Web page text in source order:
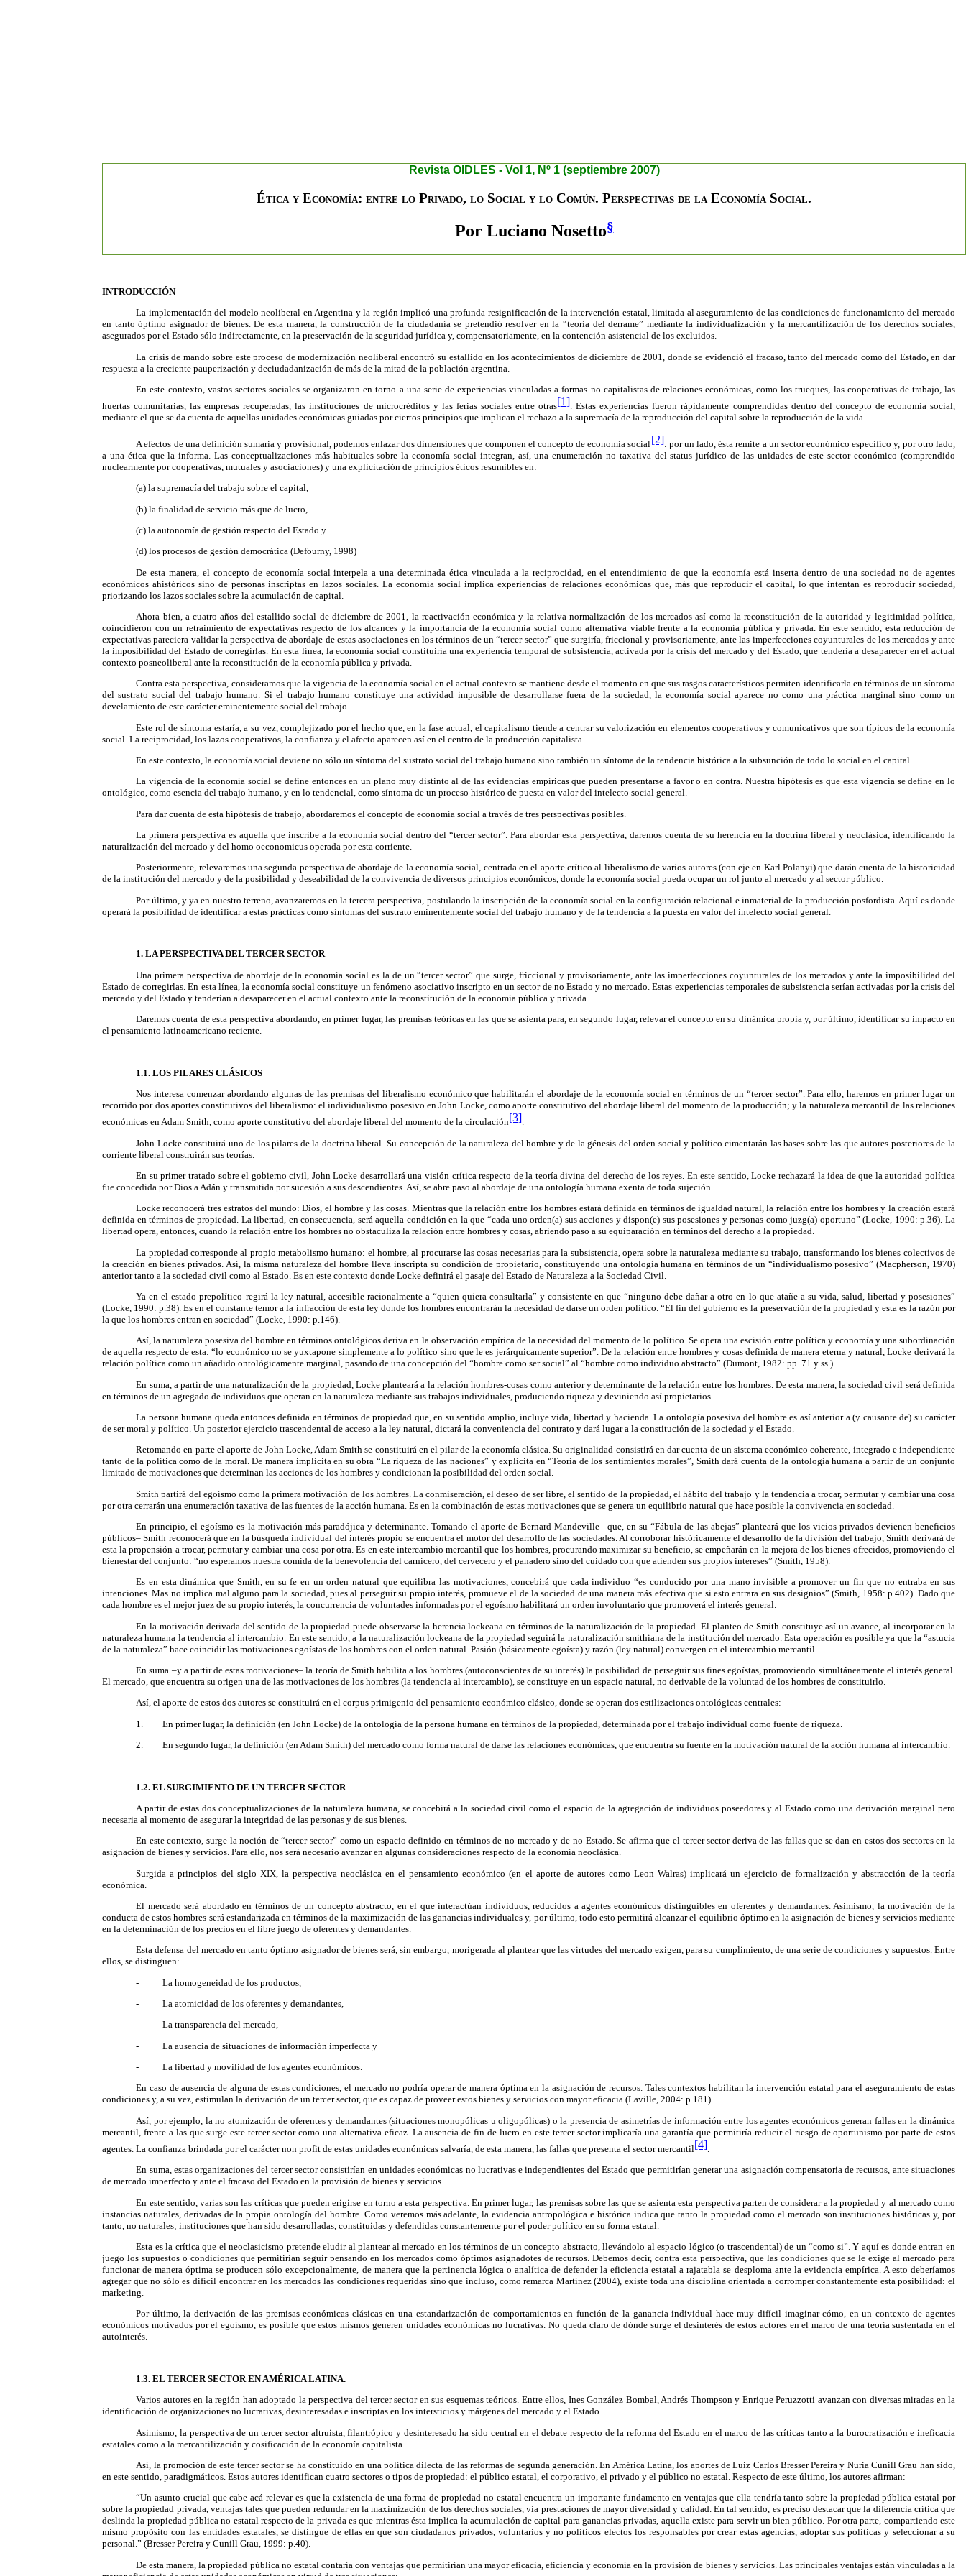
Revista OIDLES - Vol 1, Nº 1 (septiembre 2007)
Ética y Economía: entre lo Privado, lo Social y lo Común. Perspectivas de la Economía Social.
Por Luciano Nosetto§
INTRODUCCIÓN
La implementación del modelo neoliberal en Argentina y la región implicó una profunda resignificación de la intervención estatal, limitada al aseguramiento de las condiciones de funcionamiento del mercado
en tanto óptimo asignador de bienes. De esta manera, la construcción de la ciudadanía se pretendió resolver en la “teoría del derrame” mediante la individualización y la mercantilización de los derechos sociales,
asegurados por el Estado sólo indirectamente, en la preservación de la seguridad jurídica y, compensatoriamente, en la contención asistencial de los excluidos.
La crisis de mando sobre este proceso de modernización neoliberal encontró su estallido en los acontecimientos de diciembre de 2001, donde se evidenció el fracaso, tanto del mercado como del Estado, en dar
respuesta a la creciente pauperización y deciudadanización de más de la mitad de la población argentina.
En este contexto, vastos sectores sociales se organizaron en torno a una serie de experiencias vinculadas a formas no capitalistas de relaciones económicas, como los trueques, las cooperativas de trabajo, las
huertas comunitarias, las empresas recuperadas, las instituciones de microcréditos y las ferias sociales entre otras[1]. Estas experiencias fueron rápidamente comprendidas dentro del concepto de economía social,
mediante el que se da cuenta de aquellas unidades económicas guiadas por ciertos principios que implican el rechazo a la supremacía de la reproducción del capital sobre la reproducción de la vida.
A efectos de una definición sumaria y provisional, podemos enlazar dos dimensiones que componen el concepto de economía social[2]: por un lado, ésta remite a un sector económico específico y, por otro lado,
a una ética que la informa. Las conceptualizaciones más habituales sobre la economía social integran, así, una enumeración no taxativa del status jurídico de las unidades de este sector económico (comprendido
nuclearmente por cooperativas, mutuales y asociaciones) y una explicitación de principios éticos resumibles en:
(a) la supremacía del trabajo sobre el capital,
(b) la finalidad de servicio más que de lucro,
(c) la autonomía de gestión respecto del Estado y
(d) los procesos de gestión democrática (Defourny, 1998)
De esta manera, el concepto de economía social interpela a una determinada ética vinculada a la reciprocidad, en el entendimiento de que la economía está inserta dentro de una sociedad no de agentes
económicos ahistóricos sino de personas inscriptas en lazos sociales. La economía social implica experiencias de relaciones económicas que, más que reproducir el capital, lo que intentan es reproducir sociedad,
priorizando los lazos sociales sobre la acumulación de capital.
Ahora bien, a cuatro años del estallido social de diciembre de 2001, la reactivación económica y la relativa normalización de los mercados así como la reconstitución de la autoridad y legitimidad política,
coincidieron con un retraimiento de expectativas respecto de los alcances y la importancia de la economía social como alternativa viable frente a la economía pública y privada. En este sentido, esta reducción de
expectativas pareciera validar la perspectiva de abordaje de estas asociaciones en los términos de un “tercer sector” que surgiría, friccional y provisoriamente, ante las imperfecciones coyunturales de los mercados y ante
la imposibilidad del Estado de corregirlas. En esta línea, la economía social constituiría una experiencia temporal de subsistencia, activada por la crisis del mercado y del Estado, que tendería a desaparecer en el actual
contexto posneoliberal ante la reconstitución de la economía pública y privada.
Contra esta perspectiva, consideramos que la vigencia de la economía social en el actual contexto se mantiene desde el momento en que sus rasgos característicos permiten identificarla en términos de un síntoma
del sustrato social del trabajo humano. Si el trabajo humano constituye una actividad imposible de desarrollarse fuera de la sociedad, la economía social aparece no como una práctica marginal sino como un
develamiento de este carácter eminentemente social del trabajo.
Este rol de síntoma estaría, a su vez, complejizado por el hecho que, en la fase actual, el capitalismo tiende a centrar su valorización en elementos cooperativos y comunicativos que son típicos de la economía
social. La reciprocidad, los lazos cooperativos, la confianza y el afecto aparecen así en el centro de la producción capitalista.
En este contexto, la economía social deviene no sólo un síntoma del sustrato social del trabajo humano sino también un síntoma de la tendencia histórica a la subsunción de todo lo social en el capital.
La vigencia de la economía social se define entonces en un plano muy distinto al de las evidencias empíricas que pueden presentarse a favor o en contra. Nuestra hipótesis es que esta vigencia se define en lo
ontológico, como esencia del trabajo humano, y en lo tendencial, como síntoma de un proceso histórico de puesta en valor del intelecto social general.
Para dar cuenta de esta hipótesis de trabajo, abordaremos el concepto de economía social a través de tres perspectivas posibles.
La primera perspectiva es aquella que inscribe a la economía social dentro del “tercer sector”. Para abordar esta perspectiva, daremos cuenta de su herencia en la doctrina liberal y neoclásica, identificando la
naturalización del mercado y del homo oeconomicus operada por esta corriente.
Posteriormente, relevaremos una segunda perspectiva de abordaje de la economía social, centrada en el aporte crítico al liberalismo de varios autores (con eje en Karl Polanyi) que darán cuenta de la historicidad
de la institución del mercado y de la posibilidad y deseabilidad de la convivencia de diversos principios económicos, donde la economía social pueda ocupar un rol junto al mercado y al sector público.
Por último, y ya en nuestro terreno, avanzaremos en la tercera perspectiva, postulando la inscripción de la economía social en la configuración relacional e inmaterial de la producción posfordista. Aquí es donde
operará la posibilidad de identificar a estas prácticas como síntomas del sustrato eminentemente social del trabajo humano y de la tendencia a la puesta en valor del intelecto social general.
1. LA PERSPECTIVA DEL TERCER SECTOR
Una primera perspectiva de abordaje de la economía social es la de un “tercer sector” que surge, friccional y provisoriamente, ante las imperfecciones coyunturales de los mercados y ante la imposibilidad del
Estado de corregirlas. En esta línea, la economía social constituye un fenómeno asociativo inscripto en un sector de no Estado y no mercado. Estas experiencias temporales de subsistencia serían activadas por la crisis del
mercado y del Estado y tenderían a desaparecer en el actual contexto ante la reconstitución de la economía pública y privada.
Daremos cuenta de esta perspectiva abordando, en primer lugar, las premisas teóricas en las que se asienta para, en segundo lugar, relevar el concepto en su dinámica propia y, por último, identificar su impacto en
el pensamiento latinoamericano reciente.
1.1. LOS PILARES CLÁSICOS
Nos interesa comenzar abordando algunas de las premisas del liberalismo económico que habilitarán el abordaje de la economía social en términos de un “tercer sector”. Para ello, haremos en primer lugar un
recorrido por dos aportes constitutivos del liberalismo: el individualismo posesivo en John Locke, como aporte constitutivo del abordaje liberal del momento de la producción; y la naturaleza mercantil de las relaciones
económicas en Adam Smith, como aporte constitutivo del abordaje liberal del momento de la circulación[3].
John Locke constituirá uno de los pilares de la doctrina liberal. Su concepción de la naturaleza del hombre y de la génesis del orden social y político cimentarán las bases sobre las que autores posteriores de la
corriente liberal construirán sus teorías.
En su primer tratado sobre el gobierno civil, John Locke desarrollará una visión crítica respecto de la teoría divina del derecho de los reyes. En este sentido, Locke rechazará la idea de que la autoridad política
fue concedida por Dios a Adán y transmitida por sucesión a sus descendientes. Así, se abre paso al abordaje de una ontología humana exenta de toda sujeción.
Locke reconocerá tres estratos del mundo: Dios, el hombre y las cosas. Mientras que la relación entre los hombres estará definida en términos de igualdad natural, la relación entre los hombres y la creación estará
definida en términos de propiedad. La libertad, en consecuencia, será aquella condición en la que “cada uno orden(a) sus acciones y dispon(e) sus posesiones y personas como juzg(a) oportuno” (Locke, 1990: p.36). La
libertad opera, entonces, cuando la relación entre los hombres no obstaculiza la relación entre hombres y cosas, abriendo paso a su equiparación en términos del derecho a la propiedad.
La propiedad corresponde al propio metabolismo humano: el hombre, al procurarse las cosas necesarias para la subsistencia, opera sobre la naturaleza mediante su trabajo, transformando los bienes colectivos de
la creación en bienes privados. Así, la misma naturaleza del hombre lleva inscripta su condición de propietario, constituyendo una ontología humana en términos de un “individualismo posesivo” (Macpherson, 1970)
anterior tanto a la sociedad civil como al Estado. Es en este contexto donde Locke definirá el pasaje del Estado de Naturaleza a la Sociedad Civil.
Ya en el estado prepolítico regirá la ley natural, accesible racionalmente a “quien quiera consultarla” y consistente en que “ninguno debe dañar a otro en lo que atañe a su vida, salud, libertad y posesiones”
(Locke, 1990: p.38). Es en el constante temor a la infracción de esta ley donde los hombres encontrarán la necesidad de darse un orden político. “El fin del gobierno es la preservación de la propiedad y esta es la razón por
la que los hombres entran en sociedad” (Locke, 1990: p.146).
Así, la naturaleza posesiva del hombre en términos ontológicos deriva en la observación empírica de la necesidad del momento de lo político. Se opera una escisión entre política y economía y una subordinación
de aquella respecto de esta: “lo económico no se yuxtapone simplemente a lo político sino que le es jerárquicamente superior”. De la relación entre hombres y cosas definida de manera eterna y natural, Locke derivará la
relación política como un añadido ontológicamente marginal, pasando de una concepción del “hombre como ser social” al “hombre como individuo abstracto” (Dumont, 1982: pp. 71 y ss.).
En suma, a partir de una naturalización de la propiedad, Locke planteará a la relación hombres-cosas como anterior y determinante de la relación entre los hombres. De esta manera, la sociedad civil será definida
en términos de un agregado de individuos que operan en la naturaleza mediante sus trabajos individuales, produciendo riqueza y deviniendo así propietarios.
La persona humana queda entonces definida en términos de propiedad que, en su sentido amplio, incluye vida, libertad y hacienda. La ontología posesiva del hombre es así anterior a (y causante de) su carácter
de ser moral y político. Un posterior ejercicio trascendental de acceso a la ley natural, dictará la conveniencia del contrato y dará lugar a la constitución de la sociedad y el Estado.
Retomando en parte el aporte de John Locke, Adam Smith se constituirá en el pilar de la economía clásica. Su originalidad consistirá en dar cuenta de un sistema económico coherente, integrado e independiente
tanto de la política como de la moral. De manera implícita en su obra “La riqueza de las naciones” y explícita en “Teoría de los sentimientos morales”, Smith dará cuenta de la ontología humana a partir de un conjunto
limitado de motivaciones que determinan las acciones de los hombres y condicionan la posibilidad del orden social.
Smith partirá del egoísmo como la primera motivación de los hombres. La conmiseración, el deseo de ser libre, el sentido de la propiedad, el hábito del trabajo y la tendencia a trocar, permutar y cambiar una cosa
por otra cerrarán una enumeración taxativa de las fuentes de la acción humana. Es en la combinación de estas motivaciones que se genera un equilibrio natural que hace posible la convivencia en sociedad.
En principio, el egoísmo es la motivación más paradójica y determinante. Tomando el aporte de Bernard Mandeville –que, en su “Fábula de las abejas” planteará que los vicios privados devienen beneficios
públicos– Smith reconocerá que en la búsqueda individual del interés propio se encuentra el motor del desarrollo de las sociedades. Al corroborar históricamente el desarrollo de la división del trabajo, Smith derivará de
esta la propensión a trocar, permutar y cambiar una cosa por otra. Es en este intercambio mercantil que los hombres, procurando maximizar su beneficio, se empeñarán en la mejora de los bienes ofrecidos, promoviendo el
bienestar del conjunto: “no esperamos nuestra comida de la benevolencia del carnicero, del cervecero y el panadero sino del cuidado con que atienden sus propios intereses” (Smith, 1958).
Es en esta dinámica que Smith, en su fe en un orden natural que equilibra las motivaciones, concebirá que cada individuo “es conducido por una mano invisible a promover un fin que no entraba en sus
intenciones. Mas no implica mal alguno para la sociedad, pues al perseguir su propio interés, promueve el de la sociedad de una manera más efectiva que si esto entrara en sus designios” (Smith, 1958: p.402). Dado que
cada hombre es el mejor juez de su propio interés, la concurrencia de voluntades informadas por el egoísmo habilitará un orden involuntario que promoverá el interés general.
En la motivación derivada del sentido de la propiedad puede observarse la herencia lockeana en términos de la naturalización de la propiedad. El planteo de Smith constituye así un avance, al incorporar en la
naturaleza humana la tendencia al intercambio. En este sentido, a la naturalización lockeana de la propiedad seguirá la naturalización smithiana de la institución del mercado. Esta operación es posible ya que la “astucia
de la naturaleza” hace coincidir las motivaciones egoístas de los hombres con el orden natural. Pasión (básicamente egoísta) y razón (ley natural) convergen en el intercambio mercantil.
En suma –y a partir de estas motivaciones– la teoría de Smith habilita a los hombres (autoconscientes de su interés) la posibilidad de perseguir sus fines egoístas, promoviendo simultáneamente el interés general.
El mercado, que encuentra su origen una de las motivaciones de los hombres (la tendencia al intercambio), se constituye en un espacio natural, no derivable de la voluntad de los hombres de constituirlo.
Así, el aporte de estos dos autores se constituirá en el corpus primigenio del pensamiento económico clásico, donde se operan dos estilizaciones ontológicas centrales:
1. En primer lugar, la definición (en John Locke) de la ontología de la persona humana en términos de la propiedad, determinada por el trabajo individual como fuente de riqueza.
2. En segundo lugar, la definición (en Adam Smith) del mercado como forma natural de darse las relaciones económicas, que encuentra su fuente en la motivación natural de la acción humana al intercambio.
1.2. EL SURGIMIENTO DE UN TERCER SECTOR
A partir de estas dos conceptualizaciones de la naturaleza humana, se concebirá a la sociedad civil como el espacio de la agregación de individuos poseedores y al Estado como una derivación marginal pero
necesaria al momento de asegurar la integridad de las personas y de sus bienes.
En este contexto, surge la noción de “tercer sector” como un espacio definido en términos de no-mercado y de no-Estado. Se afirma que el tercer sector deriva de las fallas que se dan en estos dos sectores en la
asignación de bienes y servicios. Para ello, nos será necesario avanzar en algunas consideraciones respecto de la economía neoclásica.
Surgida a principios del siglo XIX, la perspectiva neoclásica en el pensamiento económico (en el aporte de autores como Leon Walras) implicará un ejercicio de formalización y abstracción de la teoría
económica.
El mercado será abordado en términos de un concepto abstracto, en el que interactúan individuos, reducidos a agentes económicos distinguibles en oferentes y demandantes. Asimismo, la motivación de la
conducta de estos hombres será estandarizada en términos de la maximización de las ganancias individuales y, por último, todo esto permitirá alcanzar el equilibrio óptimo en la asignación de bienes y servicios mediante
en la determinación de los precios en el libre juego de oferentes y demandantes.
Esta defensa del mercado en tanto óptimo asignador de bienes será, sin embargo, morigerada al plantear que las virtudes del mercado exigen, para su cumplimiento, de una serie de condiciones y supuestos. Entre
ellos, se distinguen:
- La homogeneidad de los productos,
- La atomicidad de los oferentes y demandantes,
- La transparencia del mercado,
- La ausencia de situaciones de información imperfecta y
- La libertad y movilidad de los agentes económicos.
En caso de ausencia de alguna de estas condiciones, el mercado no podría operar de manera óptima en la asignación de recursos. Tales contextos habilitan la intervención estatal para el aseguramiento de estas
condiciones y, a su vez, estimulan la derivación de un tercer sector, que es capaz de proveer estos bienes y servicios con mayor eficacia (Laville, 2004: p.181).
Así, por ejemplo, la no atomización de oferentes y demandantes (situaciones monopólicas u oligopólicas) o la presencia de asimetrías de información entre los agentes económicos generan fallas en la dinámica
mercantil, frente a las que surge este tercer sector como una alternativa eficaz. La ausencia de fin de lucro en este tercer sector implicaría una garantía que permitiría reducir el riesgo de oportunismo por parte de estos
agentes. La confianza brindada por el carácter non profit de estas unidades económicas salvaría, de esta manera, las fallas que presenta el sector mercantil[4]
En suma, estas organizaciones del tercer sector consistirían en unidades económicas no lucrativas e independientes del Estado que permitirían generar una asignación compensatoria de recursos, ante situaciones
de mercado imperfecto y ante el fracaso del Estado en la provisión de bienes y servicios.
En este sentido, varias son las críticas que pueden erigirse en torno a esta perspectiva. En primer lugar, las premisas sobre las que se asienta esta perspectiva parten de considerar a la propiedad y al mercado como
instancias naturales, derivadas de la propia ontología del hombre. Como veremos más adelante, la evidencia antropológica e histórica indica que tanto la propiedad como el mercado son instituciones históricas y, por
tanto, no naturales; instituciones que han sido desarrolladas, constituidas y defendidas constantemente por el poder político en su forma estatal.
Esta es la crítica que el neoclasicismo pretende eludir al plantear al mercado en los términos de un concepto abstracto, llevándolo al espacio lógico (o trascendental) de un “como si”. Y aquí es donde entran en
juego los supuestos o condiciones que permitirían seguir pensando en los mercados como óptimos asignadotes de recursos. Debemos decir, contra esta perspectiva, que las condiciones que se le exige al mercado para
funcionar de manera óptima se producen sólo excepcionalmente, de manera que la pertinencia lógica o analítica de defender la eficiencia estatal a rajatabla se desploma ante la evidencia empírica. A esto deberíamos
agregar que no sólo es difícil encontrar en los mercados las condiciones requeridas sino que incluso, como remarca Martínez (2004), existe toda una disciplina orientada a corromper constantemente esta posibilidad: el
marketing.
Por último, la derivación de las premisas económicas clásicas en una estandarización de comportamientos en función de la ganancia individual hace muy difícil imaginar cómo, en un contexto de agentes
económicos motivados por el egoísmo, es posible que estos mismos generen unidades económicas no lucrativas. No queda claro de dónde surge el desinterés de estos actores en el marco de una teoría sustentada en el
autointerés.
1.3. EL TERCER SECTOR EN AMÉRICA LATINA.
Varios autores en la región han adoptado la perspectiva del tercer sector en sus esquemas teóricos. Entre ellos, Ines González Bombal, Andrés Thompson y Enrique Peruzzotti avanzan con diversas miradas en la
identificación de organizaciones no lucrativas, desinteresadas e inscriptas en los intersticios y márgenes del mercado y el Estado.
Asimismo, la perspectiva de un tercer sector altruista, filantrópico y desinteresado ha sido central en el debate respecto de la reforma del Estado en el marco de las críticas tanto a la burocratización e ineficacia
estatales como a la mercantilización y cosificación de la economía capitalista.
Así, la promoción de este tercer sector se ha constituido en una política dilecta de las reformas de segunda generación. En América Latina, los aportes de Luiz Carlos Bresser Pereira y Nuria Cunill Grau han sido,
en este sentido, paradigmáticos. Estos autores identifican cuatro sectores o tipos de propiedad: el público estatal, el corporativo, el privado y el público no estatal. Respecto de este último, los autores afirman:
“Un asunto crucial que cabe acá relevar es que la existencia de una forma de propiedad no estatal encuentra un importante fundamento en ventajas que ella tendría tanto sobre la propiedad pública estatal por
sobre la propiedad privada, ventajas tales que pueden redundar en la maximización de los derechos sociales, vía prestaciones de mayor diversidad y calidad. En tal sentido, es preciso destacar que la diferencia crítica que
deslinda la propiedad pública no estatal respecto de la privada es que mientras ésta implica la acumulación de capital para ganancias privadas, aquella existe para servir un bien público. Por otra parte, compartiendo este
mismo propósito con las entidades estatales, se distingue de ellas en que son ciudadanos privados, voluntarios y no políticos electos los responsables por crear estas agencias, adoptar sus políticas y seleccionar a su
personal.” (Bresser Pereira y Cunill Grau, 1999: p.40).
De esta manera, la propiedad pública no estatal contaría con ventajas que permitirían una mayor eficacia, eficiencia y economía en la provisión de bienes y servicios. Las principales ventajas están vinculadas a la